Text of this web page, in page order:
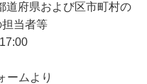
道府県および区市町村の
当者等
ームより